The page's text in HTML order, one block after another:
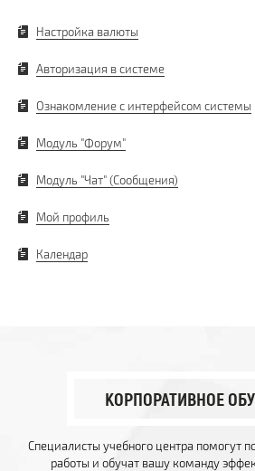
Настройка валюты
Авторизация в системе
Ознакомление с интерфейсом системы
Модуль "Форум"
Модуль "Чат" (Сообщения)
Мой профиль
Календар
КОРПОРАТИВНОЕ
Специалисты учебного центра помогут
работы и обучат вашу команду